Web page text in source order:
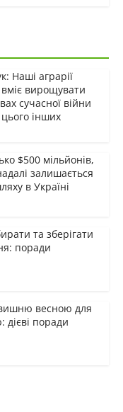
Наші аграрії
вміє вирощувати
сучасної війни
інших
$500 мільйонів,
залишається
в Україні
та зберігати
поради
весною для
поради